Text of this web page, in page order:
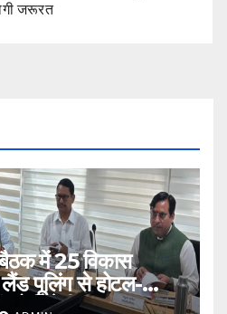
जरूरत
में 25 विकास
लैंड पूलिंग से होटल-
मिलेगी रफ्तार